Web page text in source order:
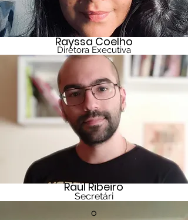
Rayssa Coelho
Diretora Executiva
Raul Ribeiro
Secretári
o